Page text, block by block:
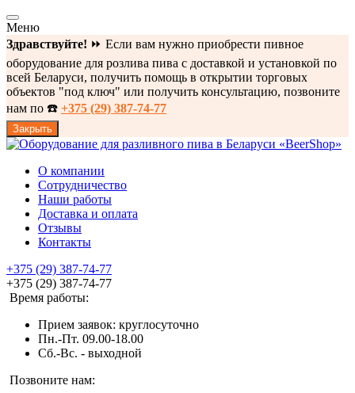
Меню
Здравствуйте! ⏩ Если вам нужно приобрести пивное
оборудование для розлива пива с доставкой и установкой по
всей Беларуси, получить помощь в открытии торговых
объектов "под ключ" или получить консультацию, позвоните
нам по ☎️ +375 (29) 387-74-77
Закрыть
О компании
Сотрудничество
Наши работы
Доставка и оплата
Отзывы
Контакты
+375 (29) 387-74-77
+375 (29) 387-74-77
Время работы:
Прием заявок: круглосуточно
Пн.-Пт. 09.00-18.00
Cб.-Вс. - выходной
Позвоните нам: